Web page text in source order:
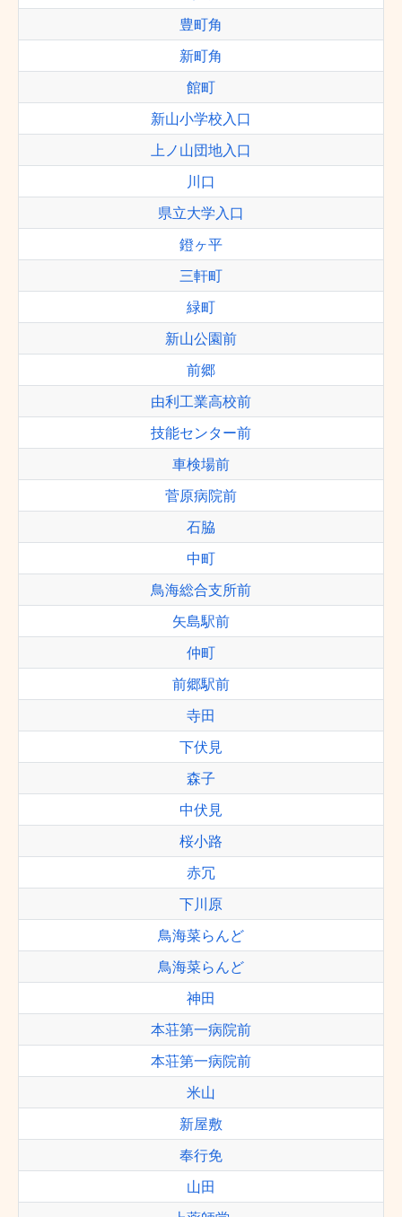
豊町角
新町角
館町
新山小学校入口
上ノ山団地入口
川口
県立大学入口
鐙ヶ平
三軒町
緑町
新山公園前
前郷
由利工業高校前
技能センター前
車検場前
菅原病院前
石脇
中町
鳥海総合支所前
矢島駅前
仲町
前郷駅前
寺田
下伏見
森子
中伏見
桜小路
赤冗
下川原
鳥海菜らんど
鳥海菜らんど
神田
本荘第一病院前
本荘第一病院前
米山
新屋敷
奉行免
山田